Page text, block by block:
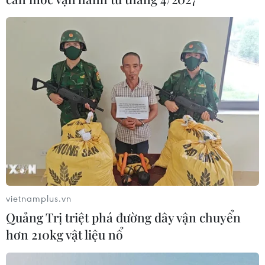
giải giáp Hezbollah tại Nam Liban
Iran-Oman đàm phán thiết lập tuyến
hàng hải mới qua eo biển Hormuz
04/08/2026 22:42
Cố vấn quân sự Iran tiết lộ
sốc, tuyên bố hàng trăm binh sĩ Mỹ
đã thiệt mạng
04/08/2026 15:51
Liban và Israel nối lại đàm phán trực
vietnamplus.vn
Quảng Trị triệt phá đường dây vận chuyển
hơn 210kg vật liệu nổ